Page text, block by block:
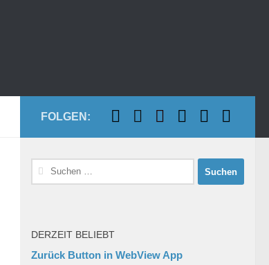
FOLGEN:
Suchen
nach:
DERZEIT BELIEBT
Zurück Button in WebView App